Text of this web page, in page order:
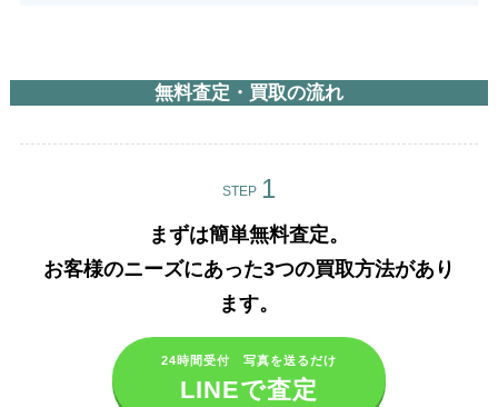
無料査定・買取の流れ
STEP
まずは簡単無料査定。
お客様のニーズにあった3つの買取方法があり
ます。​
24時間受付 写真を送るだけ
LINEで査定